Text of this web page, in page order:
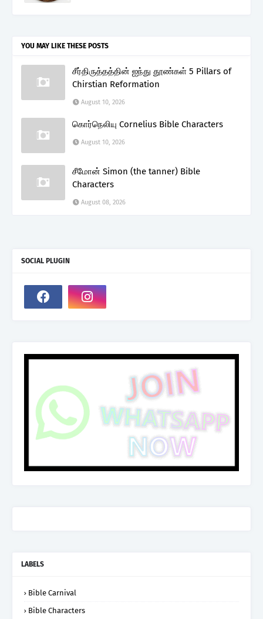
YOU MAY LIKE THESE POSTS
சீர்திருத்தத்தின் ஐந்து தூண்கள் 5 Pillars of
Chirstian Reformation
August 10, 2026
கொர்நெலியு Cornelius Bible Characters
August 10, 2026
சீமோன் Simon (the tanner) Bible
Characters
August 08, 2026
SOCIAL PLUGIN
LABELS
Bible Carnival
Bible Characters